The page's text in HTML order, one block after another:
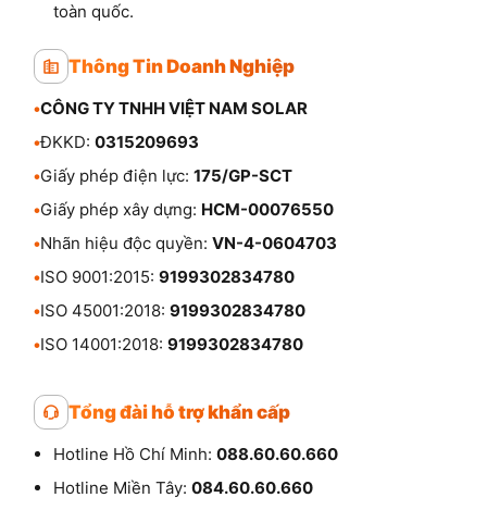
toàn quốc.
Thông Tin Doanh Nghiệp
•CÔNG TY TNHH VIỆT NAM SOLAR
•ĐKKD: 0315209693
•Giấy phép điện lực: 175/GP-SCT
•Giấy phép xây dựng: HCM-00076550
•Nhãn hiệu độc quyền: VN-4-0604703
•ISO 9001:2015: 9199302834780
•ISO 45001:2018: 9199302834780
•ISO 14001:2018: 9199302834780
Tổng đài hỗ trợ khẩn cấp
Hotline Hồ Chí Minh: 088.60.60.660
Hotline Miền Tây: 084.60.60.660